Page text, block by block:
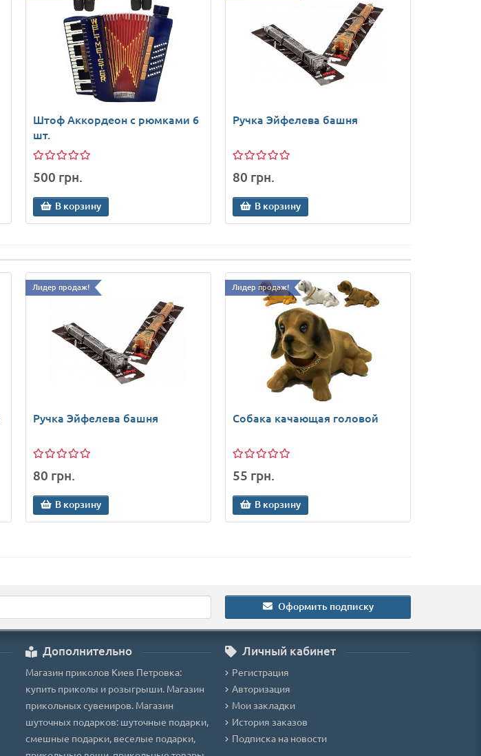
Штоф Аккордеон с рюмками 6
шт.
500 грн.
В корзину
Ручка Эйфелева башня
80 грн.
В корзину
Лидер продаж!
Ручка Эйфелева башня
80 грн.
В корзину
Лидер продаж!
Собака качающая головой
55 грн.
В корзину
Оформить подписку
Дополнительно
Магазин приколов Киев Петровка:
купить приколы и розыгрыши. Магазин
прикольных сувениров. Магазин
шуточных подарков: шуточные подарки,
смешные подарки, веселые подарки,
Личный кабинет
Регистрация
Авторизация
Мои закладки
История заказов
Подписка на новости